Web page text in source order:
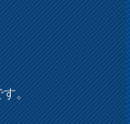
す。